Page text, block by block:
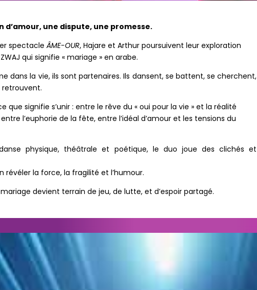
d’amour, une dispute, une promesse.
spectacleÂME-OUR, Hajare et Arthur poursuivent leur exploration
qui signifie « mariage » en arabe.
dans la vie, ils sont partenaires. Ils dansent, se battent, se cherchent,
que signifie s’unir : entre le rêve du « oui pour la vie » et la réalité
l’euphorie de la fête, entre l’idéal d’amour et les tensions du
physique, théâtrale et poétique, le duo joue des clichés et
révéler la force, la fragilité et l’humour.
devient terrain de jeu, de lutte, et d’espoir partagé.